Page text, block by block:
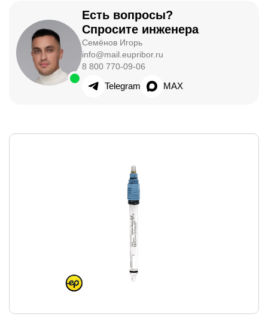
Есть вопросы?
Спросите инженера
Семёнов Игорь
info@mail.eupribor.ru
8 800 770-09-06
Telegram MAX